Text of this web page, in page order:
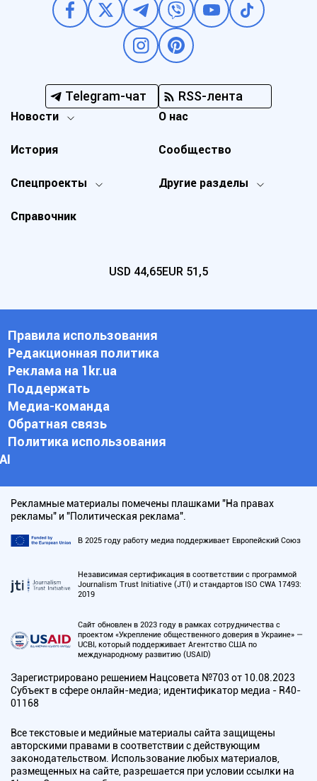
Telegram-чат RSS-лента
Новости
Спецпроекты Другие разделы
История
О нас
Справочник
Сообщество
USD 44,65EUR 51,5
Правила использования
Редакционная политика
Реклама на 1kr.ua
Поддержать
Медиа-команда
Обратная связь
Политика использования
АI
Рекламные материалы помечены плашками "На правах
рекламы" и "Политическая реклама".
В 2025 году работу медиа поддерживает Европейский Союз
Независимая сертификация в соответствии с программой
Journalism Trust Initiative (JTI) и стандартов ISO CWA 17493:
2019
Сайт обновлен в 2023 году в рамках сотрудничества с
проектом «Укрепление общественного доверия в Украине» —
UCBI, который поддерживает Агентство США по
международному развитию (USAID)
Зарегистрировано решением Нацсовета №703 от 10.08.2023
Субъект в сфере онлайн-медиа; идентификатор медиа - R40-
01168
Все текстовые и медийные материалы сайта защищены
авторскими правами в соответствии с действующим
законодательством. Использование любых материалов,
размещенных на сайте, разрешается при условии ссылки на